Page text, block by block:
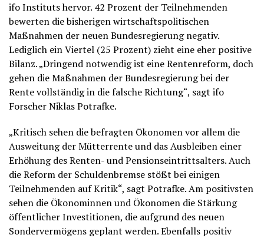
ifo Instituts hervor. 42 Prozent der Teilnehmenden
bewerten die bisherigen wirtschaftspolitischen
Maßnahmen der neuen Bundesregierung negativ.
Lediglich ein Viertel (25 Prozent) zieht eine eher positive
Bilanz. „Dringend notwendig ist eine Rentenreform, doch
gehen die Maßnahmen der Bundesregierung bei der
Rente vollständig in die falsche Richtung“, sagt ifo
Forscher Niklas Potrafke.
„Kritisch sehen die befragten Ökonomen vor allem die
Ausweitung der Mütterrente und das Ausbleiben einer
Erhöhung des Renten- und Pensionseintrittsalters. Auch
die Reform der Schuldenbremse stößt bei einigen
Teilnehmenden auf Kritik“, sagt Potrafke. Am positivsten
sehen die Ökonominnen und Ökonomen die Stärkung
öffentlicher Investitionen, die aufgrund des neuen
Sondervermögens geplant werden. Ebenfalls positiv